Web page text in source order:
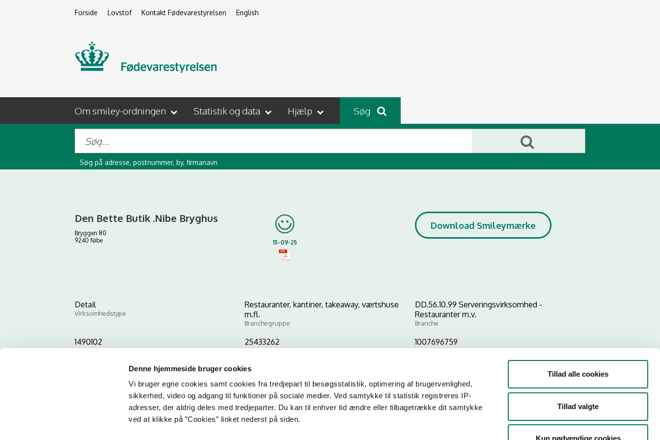
Denne hjemmeside bruger cookies
Vi bruger egne cookies samt cookies fra tredjepart til besøgsstatistik, optimering af brugervenlighed,
sikkerhed, video og adgang til funktioner på sociale medier. Ved samtykke til statistik registreres IP-
adresser, der aldrig deles med tredjeparter. Du kan til enhver tid ændre eller tilbagetrække dit samtykke
ved at klikke på ”Cookies” linket nederst på siden.
Tillad alle cookies
Tillad valgte
Kun nødvendige cookies
Forside Lovstof Kontakt Fødevarestyrelsen English
Om smiley-ordningen Statistik og data Hjælp Søg
Søg på adresse, postnummer, by, firmanavn
Den Bette Butik .Nibe Bryghus
Bryggen 80
9240 Nibe
15-09-25
Download Smileymærke
Detail
Virksomhedstype
Restauranter, kantiner, takeaway, værtshuse
m.fl.
Branchegruppe
DD.56.10.99 Serveringsvirksomhed -
Restauranter m.v.
Branche
1490102
ID-nummer
25433262
CVR-nr
1007696759
P-nr
Kopier link til at indsætte på virksomhedens hjemmeside